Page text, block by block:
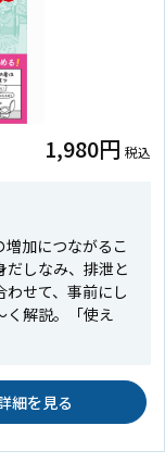
1,980円 税込
加につながるこ
だしなみ、排泄と
せて、事前にし
く解説。「使え
細を見る